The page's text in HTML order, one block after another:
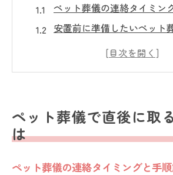
ペット葬儀の連絡タイミン
安置前に準備したいペット
ペット葬儀前の気持ちと家
気になるペット葬儀の種類やプ
ペット葬儀の種類ごとの特
ペット葬儀プランのメリッ
ペット葬儀で直後に取
は
ペット葬儀の連絡タイミングと手